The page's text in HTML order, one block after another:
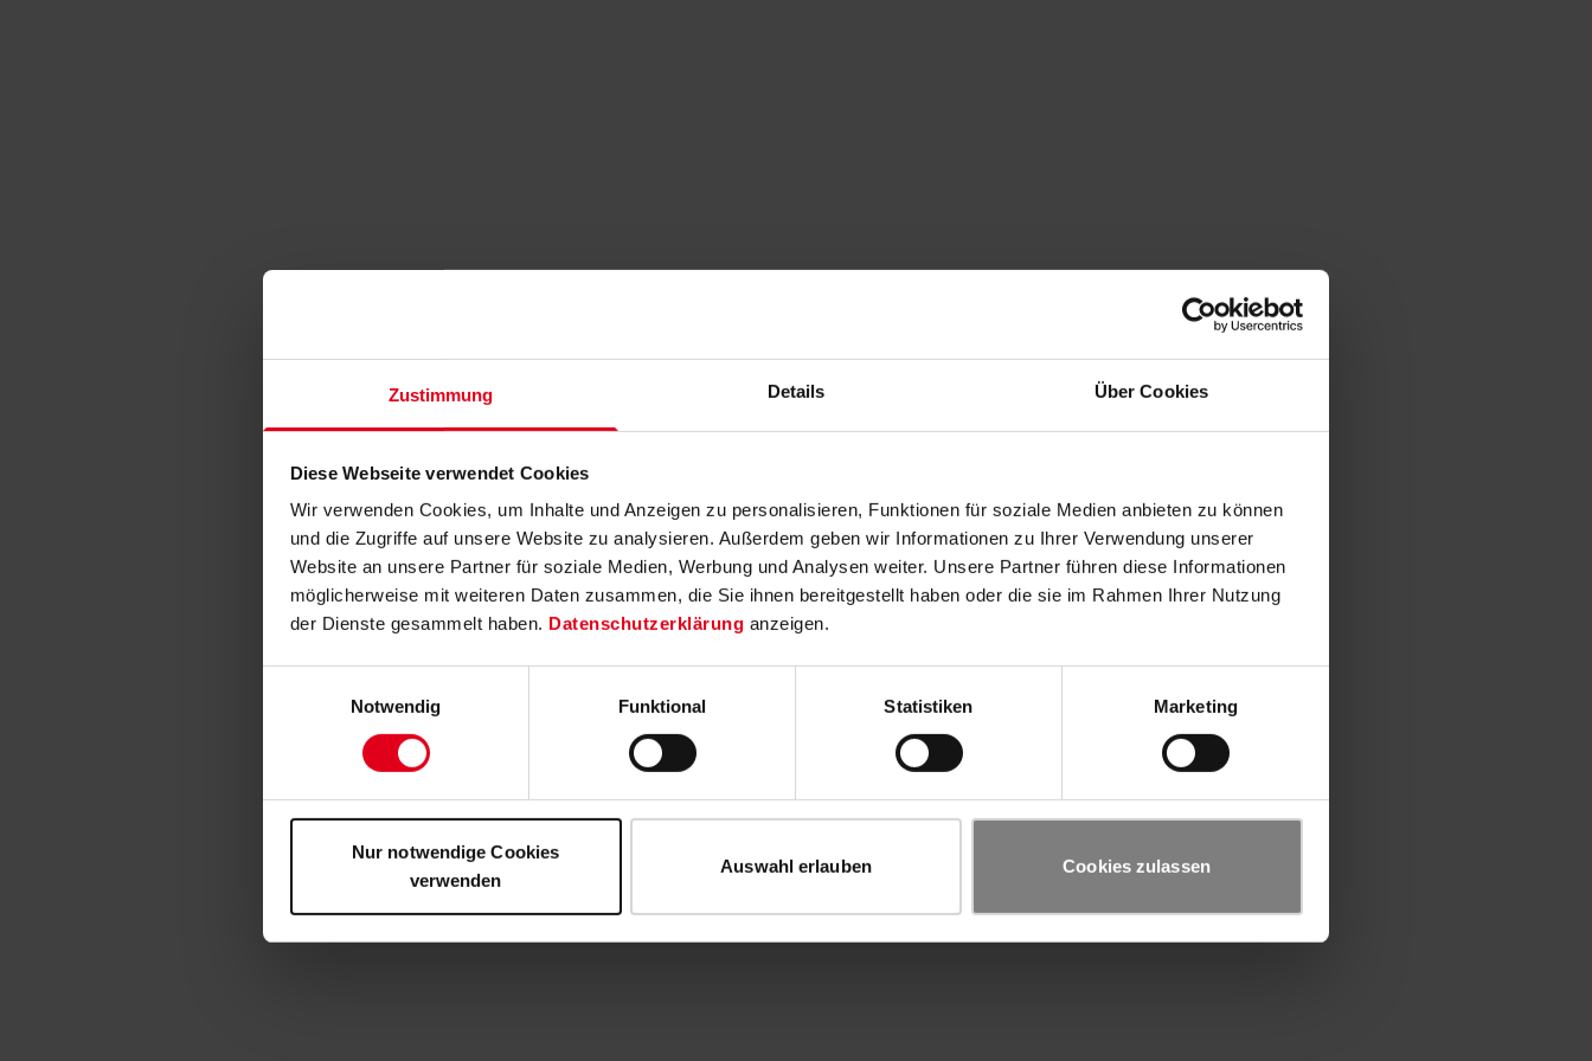
Zustimmung Details Über Cookies
Diese Webseite verwendet Cookies
Wir verwenden Cookies, um Inhalte und Anzeigen zu personalisieren, Funktionen für soziale Medien anbieten zu können
und die Zugriffe auf unsere Website zu analysieren. Außerdem geben wir Informationen zu Ihrer Verwendung unserer
Website an unsere Partner für soziale Medien, Werbung und Analysen weiter. Unsere Partner führen diese Informationen
möglicherweise mit weiteren Daten zusammen, die Sie ihnen bereitgestellt haben oder die sie im Rahmen Ihrer Nutzung
der Dienste gesammelt haben. Datenschutzerklärung anzeigen.
Notwendig
Funktional Statistiken Marketing
Nur notwendige Cookies
verwenden
Auswahl erlauben Cookies zulassen